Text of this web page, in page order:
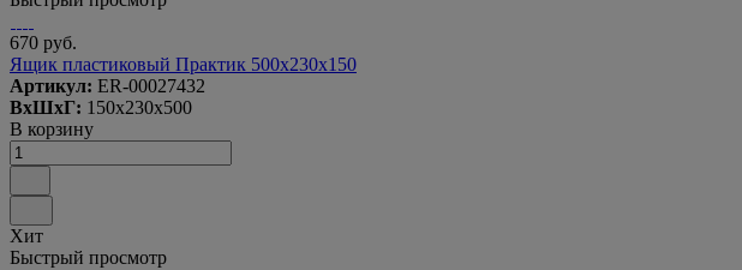
670 руб.
Ящик пластиковый Практик 500x230x150
Артикул: ER-00027432
ВxШxГ: 150x230x500
В корзину
Хит
Быстрый просмотр